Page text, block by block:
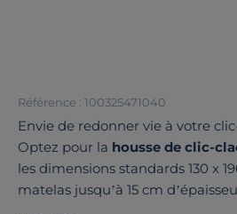
Référence : 100325471040
Envie de redonner vie à votre
Optez pour la housse de clic-
les dimensions standards 130 x
matelas jusqu’à 15 cm